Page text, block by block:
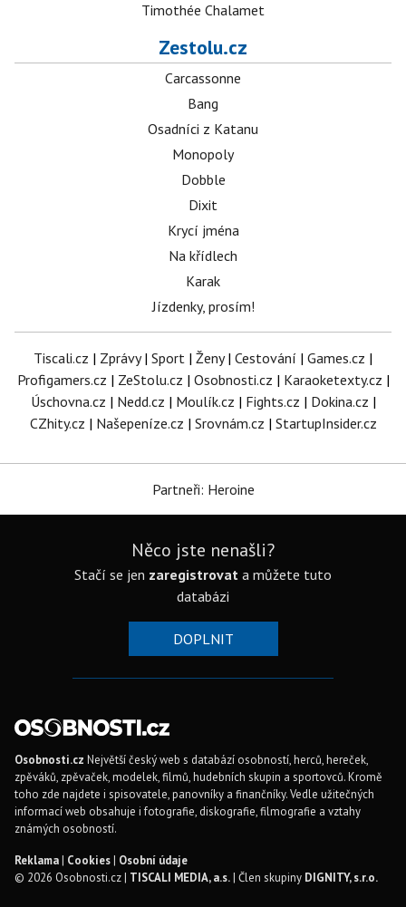
Timothée Chalamet
Zestolu.cz
Carcassonne
Bang
Osadníci z Katanu
Monopoly
Dobble
Dixit
Krycí jména
Na křídlech
Karak
Jízdenky, prosím!
Tiscali.cz | Zprávy| Sport | Ženy| Cestování | Games.cz |
Profigamers.cz | ZeStolu.cz | Osobnosti.cz | Karaoketexty.cz |
Úschovna.cz | Nedd.cz | Moulík.cz | Fights.cz | Dokina.cz |
CZhity.cz | Našepeníze.cz | Srovnám.cz | StartupInsider.cz
Partneři: Heroine
Něco jste nenašli?
Stačí se jen zaregistrovat a můžete tuto
databázi
DOPLNIT
Osobnosti.cz Největší český web s databází osobností, herců, hereček,
zpěváků, zpěvaček, modelek, filmů, hudebních skupin a sportovců. Kromě
toho zde najdete i spisovatele, panovníky a finančníky. Vedle užitečných
informací web obsahuje i fotografie, diskografie, filmografie a vztahy
známých osobností.
Reklama| Cookies| Osobní údaje
© 2026 Osobnosti.cz | TISCALI MEDIA, a.s.| Člen skupiny DIGNITY, s.r.o.